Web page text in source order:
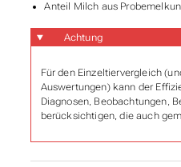
Anteil Milch aus
Achtung
Für den Einzeltiervergleich
Auswertungen) kann der
Diagnosen, Beobachtungen,
berücksichtigen, die auch